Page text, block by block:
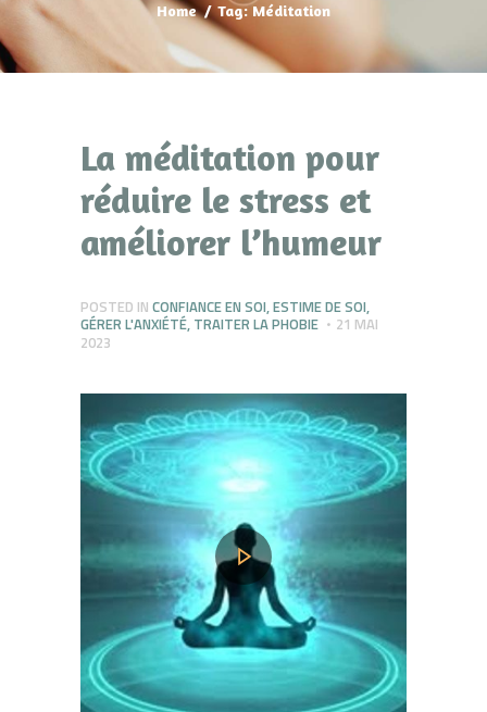
Home Tag: Méditation
La méditation pour
réduire le stress et
améliorer l’humeur
POSTED IN CONFIANCE EN SOI,ESTIME DE SOI,
GÉRER L'ANXIÉTÉ, TRAITER LA PHOBIE
21 MAI
2023